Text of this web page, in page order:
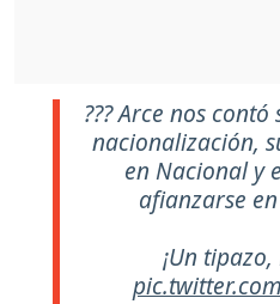
??? Arce nos
nacionalización,
en Nacional y
afianzarse en
¡Un tipazo,